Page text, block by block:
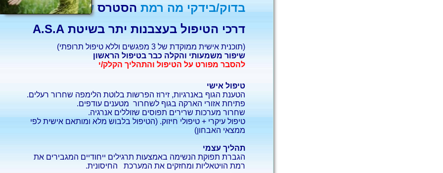
בדוק/בידקי מה רמת הסטרס שלך ?
דרכי הטיפול בעצבנות יתר בשיטת A.S.A
(תוכנית אישית ממוקדת של 3 מפגשים וללא טיפול תרופתי)
שיפור משמעותי והקלה כבר בטיפול הראשון
להסבר מפורט על הטיפול והתהליך הקלק/י
טיפול אישי
הטענת הגוף באנרגיות, זירוז הפרשות בלוטת הלימפה שחרור רעלים.
פתיחת אזורי הארקה בגוף לשחרור מטענים עודפים.
שחרור מערכות שרירים תפוסים שזוללים אנרגיה.
טיפול עיקרי + טיפולי חיזוק. (הטיפול בלבוש מלא ומותאם אישית לפי
ממצאי האבחון)
תהליך עצמי
הגברת תפוקת הנשימה באמצעות תרגילים ייחודיים המגבירים את
רמת הויטאליות ומחזקים את המערכת החיסונית.